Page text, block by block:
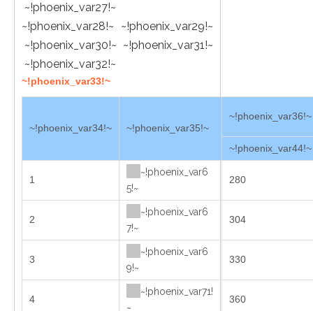
~!phoenix_var27!~
~!phoenix_var28!~ ~!phoenix_var29!~
~!phoenix_var30!~ ~!phoenix_var31!~
~!phoenix_var32!~
~!phoenix_var33!~
~!phoenix_var34!~ ~!phoenix_var35!~
~!phoenix_var36!~
~!phoenix_var44!~
1
~!phoenix_var6
5!~
280
2
~!phoenix_var6
7!~
304
3
~!phoenix_var6
9!~
330
4
~!phoenix_var71!
~
360